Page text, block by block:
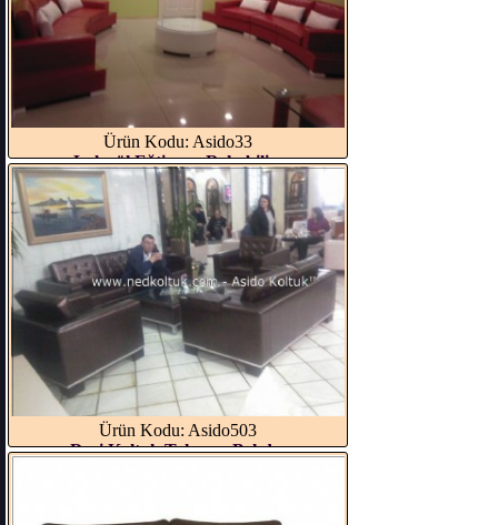
Ürün Kodu: Asido33
Lalegül Eğtim ve Rehabili...
Ürün Kodu: Asido503
Deri Koltuk Takımı - Bekd...